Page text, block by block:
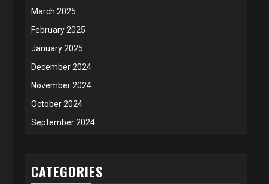
March 2025
February 2025
January 2025
December 2024
November 2024
October 2024
September 2024
CATEGORIES